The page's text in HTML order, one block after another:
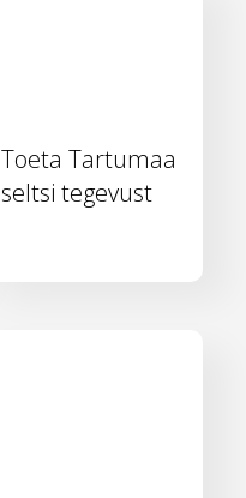
Toeta Tartumaa
seltsi tegevust